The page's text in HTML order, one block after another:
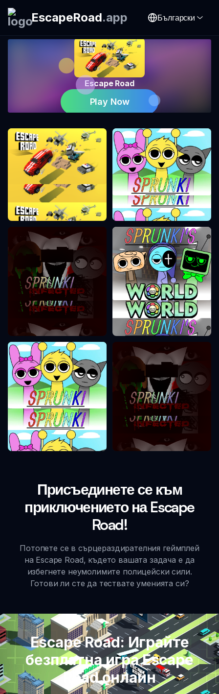
EscapeRoad.app Български
Escape Road
Play Now
Escape Road
Sprunki Incredibox Режим
Sprunki Инфектиран
Режим
Sprunki Световен Режим
Sprunki Incredibox Режим
Sprunki Инфектиран
Режим
Присъединете се към
приключението на Escape
Road!
Потопете се в сърцераздирателния геймплей
на Escape Road, където вашата задача е да
избегнете неумолимите полицейски сили.
Готови ли сте да тествате уменията си?
Escape Road: Играйте
безплатна игра Escape
Road онлайн